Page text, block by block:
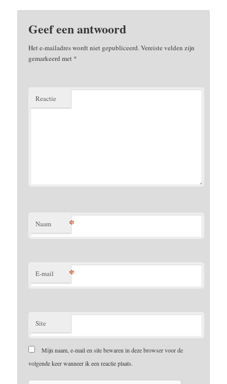
Geef een antwoord
Het e-mailadres wordt niet gepubliceerd.Vereiste velden zijn
gemarkeerd met *
Reactie
Naam *
E-mail *
Site
Mijn naam, e-mail en site bewaren in deze browser voor de
volgende keer wanneer ik een reactie plaats.